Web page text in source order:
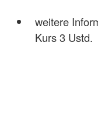
weitere
Kurs 3 Ustd.